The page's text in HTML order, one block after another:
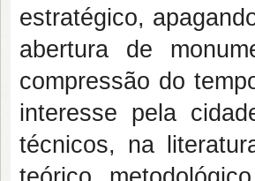
estratégico,
abertura de
compressão do
interesse pela
técnicos, na